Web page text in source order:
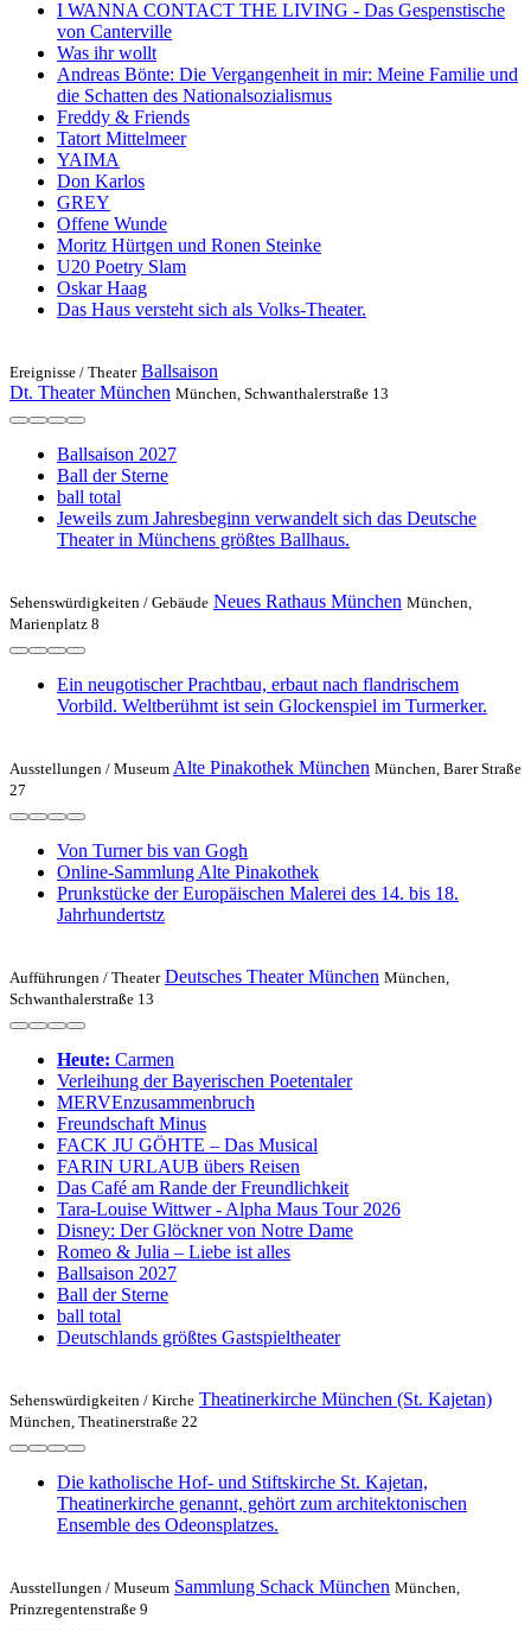
I WANNA CONTACT THE LIVING - Das Gespenstische
von Canterville
Was ihr wollt
Andreas Bönte: Die Vergangenheit in mir: Meine Familie und
die Schatten des Nationalsozialismus
Freddy & Friends
Tatort Mittelmeer
YAIMA
Don Karlos
GREY
Offene Wunde
Moritz Hürtgen und Ronen Steinke
U20 Poetry Slam
Oskar Haag
Das Haus versteht sich als Volks-Theater.
Ereignisse / Theater Ballsaison
Dt. Theater München München, Schwanthalerstraße 13
Ballsaison 2027
Ball der Sterne
ball total
Jeweils zum Jahresbeginn verwandelt sich das Deutsche
Theater in Münchens größtes Ballhaus.
Sehenswürdigkeiten / Gebäude Neues Rathaus München München,
Marienplatz 8
Ein neugotischer Prachtbau, erbaut nach flandrischem
Vorbild. Weltberühmt ist sein Glockenspiel im Turmerker.
Ausstellungen / Museum Alte Pinakothek München München, Barer Straße
27
Von Turner bis van Gogh
Online-Sammlung Alte Pinakothek
Prunkstücke der Europäischen Malerei des 14. bis 18.
Jahrhundertstz
Aufführungen / Theater Deutsches Theater München München,
Schwanthalerstraße 13
Heute: Carmen
Verleihung der Bayerischen Poetentaler
MERVEnzusammenbruch
Freundschaft Minus
FACK JU GÖHTE – Das Musical
FARIN URLAUB übers Reisen
Das Café am Rande der Freundlichkeit
Tara-Louise Wittwer - Alpha Maus Tour 2026
Disney: Der Glöckner von Notre Dame
Romeo & Julia – Liebe ist alles
Ballsaison 2027
Ball der Sterne
ball total
Deutschlands größtes Gastspieltheater
Sehenswürdigkeiten / Kirche Theatinerkirche München (St. Kajetan)
München, Theatinerstraße 22
Die katholische Hof- und Stiftskirche St. Kajetan,
Theatinerkirche genannt, gehört zum architektonischen
Ensemble des Odeonsplatzes.
Ausstellungen / Museum Sammlung Schack München München,
Prinzregentenstraße 9